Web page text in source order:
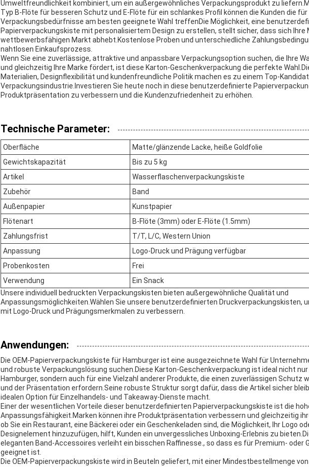
Umweltfreundlichkeit kombiniert, um ein außergewöhnliches Verpackungsprodukt zu
Typ B-Flöte für besseren Schutz und E-Flöte für ein schlankes Profil können die Kunden die für
Verpackungsbedürfnisse am besten geeignete Wahl treffenDie Möglichkeit, eine
Papierverpackungskiste mit personalisiertem Design zu erstellen, stellt sicher, dass sich Ihre
wettbewerbsfähigen Markt abhebt.Kostenlose Proben und unterschiedliche
nahtlosen Einkaufsprozess.
Wenn Sie eine zuverlässige, attraktive und anpassbare Verpackungsoption suchen, die Ihre
und gleichzeitig Ihre Marke fördert, ist diese Karton-Geschenkverpackung die perfekte
Materialien, Designflexibilität und kundenfreundliche Politik machen es zu einem Top-
Verpackungsindustrie.Investieren Sie heute noch in diese benutzerdefinierte
Produktpräsentation zu verbessern und die Kundenzufriedenheit zu erhöhen.
Technische Parameter:
Oberfläche
Matte/glänzende Lacke, heiße Goldfolie
Gewichtskapazität
Bis zu 5 kg
Artikel
Wasserflaschenverpackungskiste
Zubehör
Band
Außenpapier
Kunstpapier
Flötenart
B-Flöte (3mm) oder E-Flöte (1.5mm)
Zahlungsfrist
T/T, L/C, Western Union
Anpassung
Logo-Druck und Prägung verfügbar
Probenkosten
Frei
Verwendung
Ein Snack
Unsere individuell bedruckten Verpackungskisten bieten außergewöhnliche Qualität und
Anpassungsmöglichkeiten.Wählen Sie unsere benutzerdefinierten Druckverpackungskisten,
mit Logo-Druck und Prägungsmerkmalen zu verbessern.
Anwendungen:
Die OEM-Papierverpackungskiste für Hamburger ist eine ausgezeichnete Wahl für
und robuste Verpackungslösung suchen.Diese Karton-Geschenkverpackung ist ideal nicht
Hamburger, sondern auch für eine Vielzahl anderer Produkte, die einen zuverlässigen Schutz
und der Präsentation erfordern.Seine robuste Struktur sorgt dafür, dass die Artikel sicher
idealen Option für Einzelhandels- und Takeaway-Dienste macht.
Einer der wesentlichen Vorteile dieser benutzerdefinierten Papierverpackungskiste ist die
Anpassungsfähigkeit.Marken können ihre Produktpräsentation verbessern und gleichzeitig
ob Sie ein Restaurant, eine Bäckerei oder ein Geschenkeladen sind, die Möglichkeit, Ihr Logo
Designelement hinzuzufügen, hilft, Kunden ein unvergessliches Unboxing-Erlebnis zu
eleganten Band-Accessoires verleiht ein bisschen Raffinesse., so dass es für Premium- oder
geeignet ist.
Die OEM-Papierverpackungskiste wird in Beuteln geliefert, mit einer Mindestbestellmenge